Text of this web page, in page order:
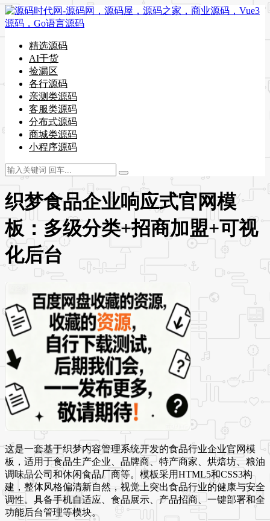
精选源码
AI干货
捡漏区
各行源码
亲测类源码
客服类源码
分布式源码
商城类源码
小程序源码
织梦食品企业响应式官网模
板：多级分类+招商加盟+可视
化后台
这是一套基于织梦内容管理系统开发的食品行业企业官网模
板，适用于食品生产企业、品牌商、特产商家、烘焙坊、粮油
调味品公司和休闲食品厂商等。模板采用HTML5和CSS3构
建，整体风格偏清新自然，视觉上突出食品行业的健康与安全
调性。具备手机自适应、食品展示、产品招商、一键部署和全
功能后台管理等模块。